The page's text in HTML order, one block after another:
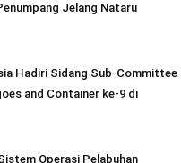
Jelang Nataru
Hadiri Sidang Sub-Committee
and Container ke-9 di
Operasi Pelabuhan